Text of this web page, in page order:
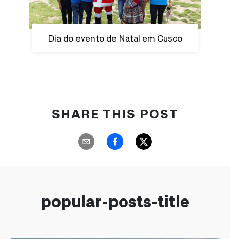
Dia do evento de Natal em Cusco
SHARE THIS POST
popular-posts-title